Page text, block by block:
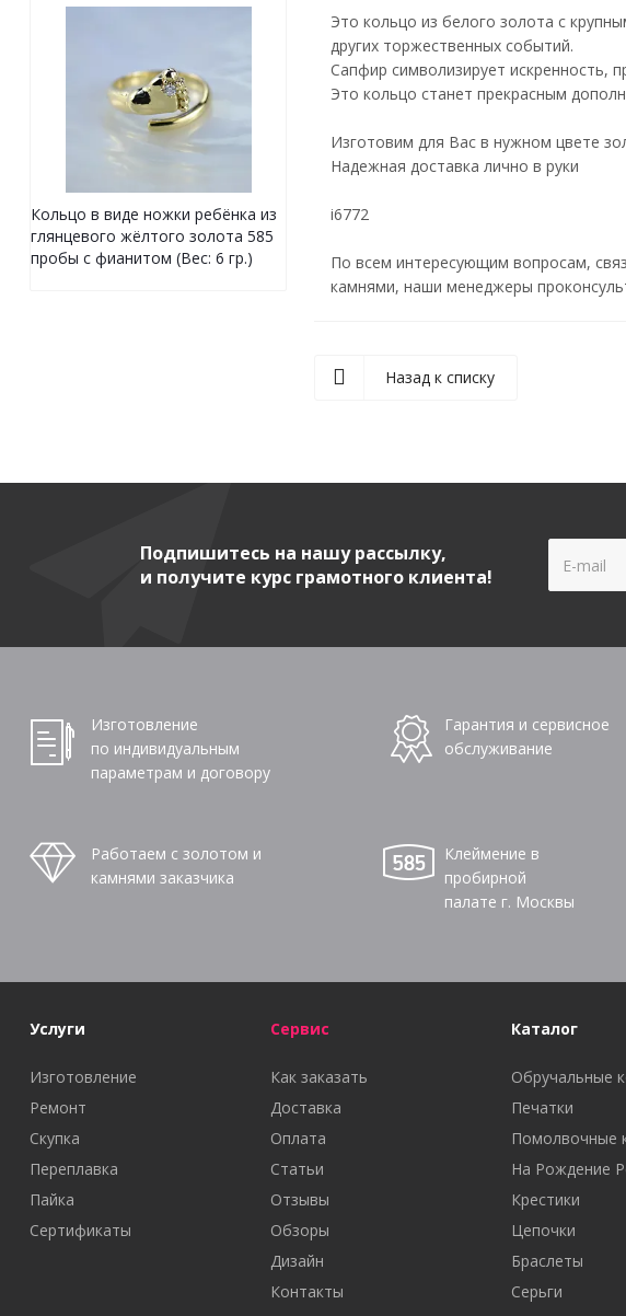
Это кольцо из белого золота с
других торжественных событий.
Сапфир символизирует искренность,
Это кольцо станет прекрасным
Изготовим для Вас в нужном цвете
Надежная доставка лично в руки
i6772
По всем интересующим вопросам,
камнями, наши менеджеры
Назад к списку
Кольцо в виде ножки ребёнка из
глянцевого жёлтого золота 585
пробы с фианитом (Вес: 6 гр.)
Подпишитесь на нашу рассылку,
и получите курс грамотного клиента!
Изготовление
по индивидуальным
параметрам и договору
Гарантия и сервисное
обслуживание
Работаем с золотом и
камнями заказчика
Клеймение в
пробирной
палате г. Москвы
Услуги
Изготовление
Ремонт
Скупка
Переплавка
Пайка
Сертификаты
Сервис
Как заказать
Доставка
Оплата
Статьи
Отзывы
Обзоры
Дизайн
Контакты
Каталог
Обручальные
Печатки
Помолвочные
На Рождение
Крестики
Цепочки
Браслеты
Серьги